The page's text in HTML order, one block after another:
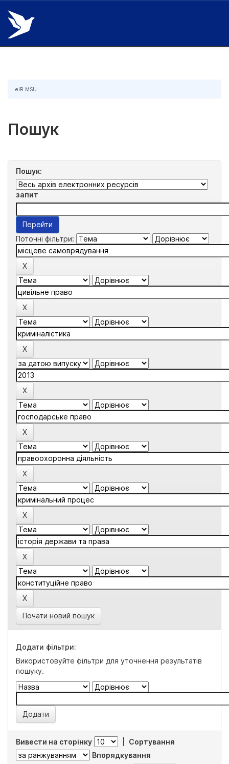
Skip
navigation
eIR MSU
Пошук
Пошук:
запит
Поточні фільтри:
Почати новий пошук
Додати фільтри:
Використовуйте фільтри для уточнення результатів
пошуку.
Вивести на сторінку
Сортування
Впорядкування